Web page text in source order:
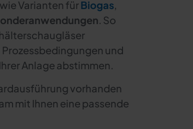
Varianten fürBiogas,
. So
und
Anlage abstimmen.
vorhanden
mit Ihnen eine passende